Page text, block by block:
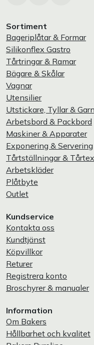
Sortiment
Bageriplåtar & Formar
Silikonflex Gastro
Tårtringar & Ramar
Bägare & Skålar
Vagnar
Utensilier
Utstickare, Tyllar &
Arbetsbord & Packbord
Maskiner & Apparater
Exponering & Servering
Tårtställningar &
Arbetskläder
Plåtbyte
Outlet
Kundservice
Kontakta oss
Kundtjänst
Köpvillkor
Returer
Registrera konto
Broschyrer & manualer
Information
Om Bakers
Hållbarhet och kvalitet